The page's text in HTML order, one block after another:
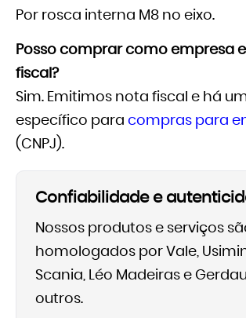
Por rosca interna M8 no eixo.
Posso comprar como empresa
fiscal?
Sim. Emitimos nota fiscal e há
específico para compras para
(CNPJ).
Confiabilidade e
Nossos produtos e serviços
homologados por Vale,
Scania, Léo Madeiras e
outros.